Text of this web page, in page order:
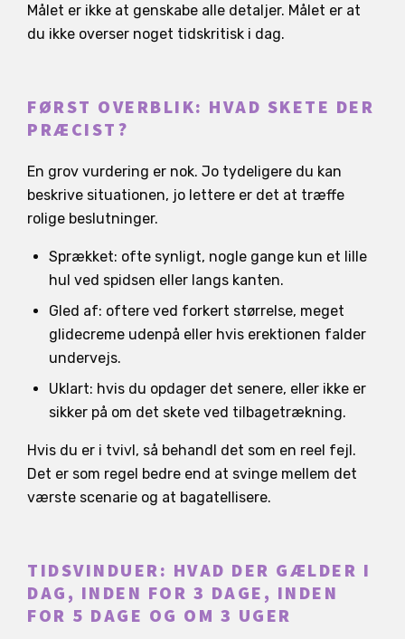
Målet er ikke at genskabe alle detaljer. Målet er at
du ikke overser noget tidskritisk i dag.
FØRST OVERBLIK: HVAD SKETE DER
PRÆCIST?
En grov vurdering er nok. Jo tydeligere du kan
beskrive situationen, jo lettere er det at træffe
rolige beslutninger.
Sprækket: ofte synligt, nogle gange kun et lille
hul ved spidsen eller langs kanten.
Gled af: oftere ved forkert størrelse, meget
glidecreme udenpå eller hvis erektionen falder
undervejs.
Uklart: hvis du opdager det senere, eller ikke er
sikker på om det skete ved tilbagetrækning.
Hvis du er i tvivl, så behandl det som en reel fejl.
Det er som regel bedre end at svinge mellem det
værste scenarie og at bagatellisere.
TIDSVINDUER: HVAD DER GÆLDER I
DAG, INDEN FOR 3 DAGE, INDEN
FOR 5 DAGE OG OM 3 UGER